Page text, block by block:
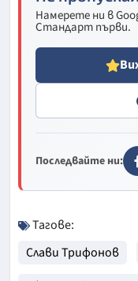
Намерете ни в
Стандарт първи.
Последвайте ни:
Тагове:
Слави Трифонов